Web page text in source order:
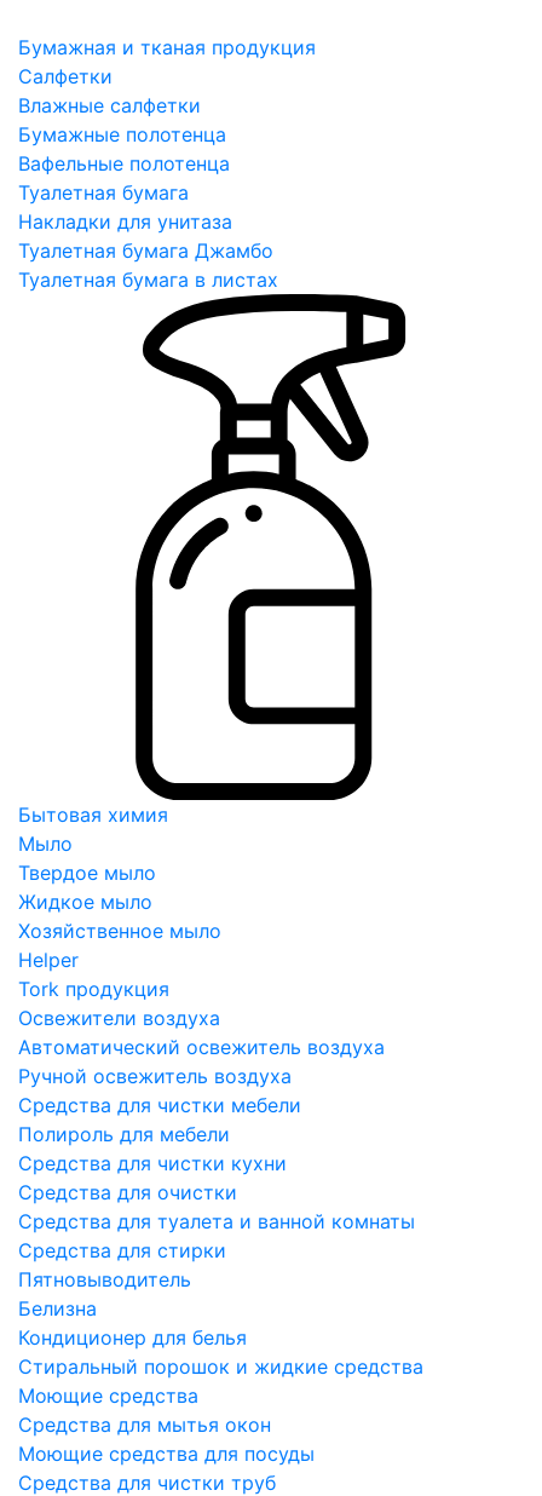
Бумажная и тканая продукция
Салфетки
Влажные салфетки
Бумажные полотенца
Вафельные полотенца
Туалетная бумага
Накладки для унитаза
Туалетная бумага Джамбо
Туалетная бумага в листах
Бытовая химия
Мыло
Твердое мыло
Жидкое мыло
Хозяйственное мыло
Helper
Tork продукция
Освежители воздуха
Автоматический освежитель воздуха
Ручной освежитель воздуха
Средства для чистки мебели
Полироль для мебели
Средства для чистки кухни
Средства для очистки
Средства для туалета и ванной комнаты
Средства для стирки
Пятновыводитель
Белизна
Кондиционер для белья
Стиральный порошок и жидкие средства
Моющие средства
Средства для мытья окон
Моющие средства для посуды
Средства для чистки труб